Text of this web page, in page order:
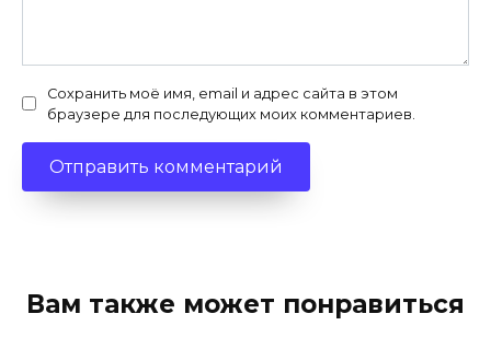
Сохранить моё имя, email и адрес сайта в этом
браузере для последующих моих комментариев.
Вам также может понравиться